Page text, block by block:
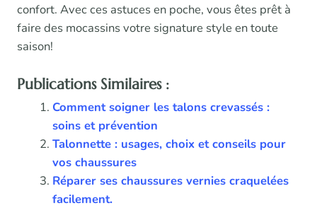
confort. Avec ces astuces en poche, vous êtes prêt à
faire des mocassins votre signature style en toute
saison!
Publications Similaires :
Comment soigner les talons crevassés :
soins et prévention
Talonnette : usages, choix et conseils pour
vos chaussures
Réparer ses chaussures vernies craquelées
facilement.